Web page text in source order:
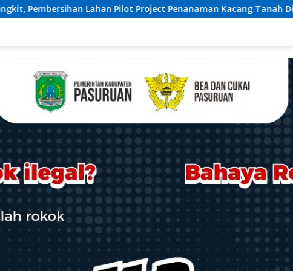
Penanaman Kacang Tanah Dimulai Sabtu Ketua